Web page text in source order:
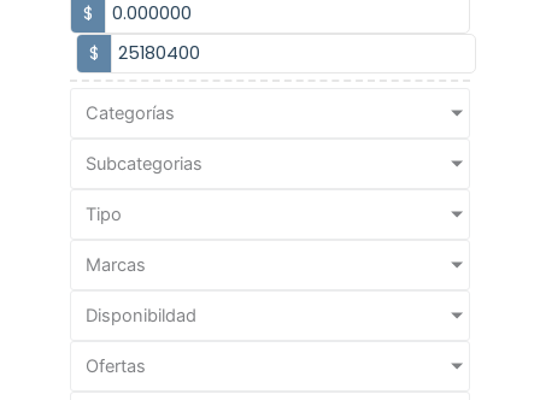
$
$
Categorías
Subcategorias
Tipo
Marcas
Disponibildad
Ofertas